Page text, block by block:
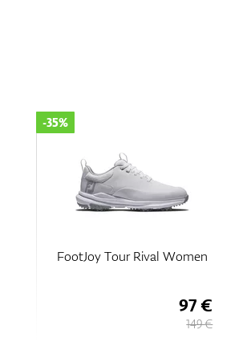
FootJoy Tour Rival Women
-30%
118 €
169 €